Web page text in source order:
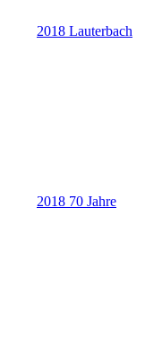
2018 Lauterbach
2018 70 Jahre